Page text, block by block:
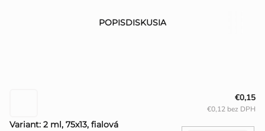
POPISDISKUSIA
Variant: 2 ml, 75x13, fialová
€0,15
€0,12 bez DPH